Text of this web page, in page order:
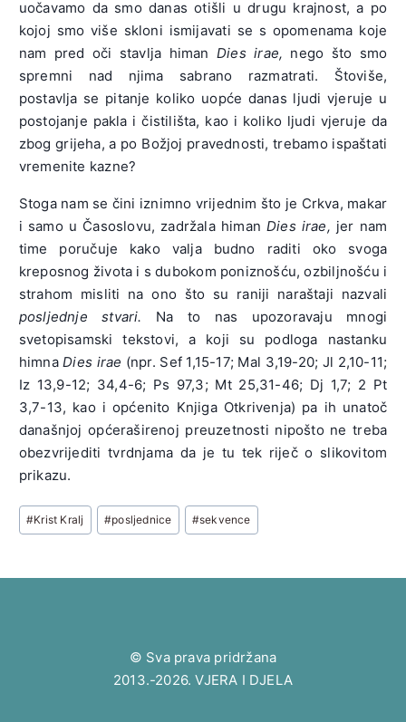
prijestol
mrtve goni.
Smrt i narav
zadivljene
Motre ljude
oživljene
Na sud Božji
sakupljene.
Otvara se
knjiga jada,
Knjiga grešna
ljudskog
rada,
Što će
vagnut biti
sada.
Kada Sudac
sudit stane,
Sve će tajne
biti znane,
pokarane.
Ištući me
trudan hoda,
Spasenje mi
križem poda,
Zar da bude
to bez ploda?
stroga,
Sagrješenja
prosti mnoga
Prije dana
osvetnoga.
Uzdišem ko
krivac hudi,
Grijeh mi
stidom lice
rudi,
Dršćuć
Spase blagi,
blaženika!
Amen.
K ovcama me
svojim kreni,
Među jarad
ne daj meni,
S desne
strane mene
djeni.
sniženosti,
Srca puna
skrušenosti:
Daj mi umrijet
u milosti.
Avaj dana
suza, straha
Kada grešni
stvor iz praha
Pođe k sudu
posljednjemu!
Amen.
uočavamo da smo danas otišli u drugu krajnost, a po
kojoj smo više skloni ismijavati se s opomenama koje
nam pred oči stavlja himan Dies irae, nego što smo
spremni nad njima sabrano razmatrati. Štoviše,
postavlja se pitanje koliko uopće danas ljudi vjeruje u
postojanje pakla i čistilišta, kao i koliko ljudi vjeruje da
zbog grijeha, a po Božjoj pravednosti, trebamo ispaštati
vremenite kazne?
Stoga nam se čini iznimno vrijednim što je Crkva, makar
i samo u Časoslovu, zadržala himan Dies irae, jer nam
time poručuje kako valja budno raditi oko svoga
kreposnog života i s dubokom poniznošću, ozbiljnošću i
strahom misliti na ono što su raniji naraštaji nazvali
posljednje stvari. Na to nas upozoravaju mnogi
svetopisamski tekstovi, a koji su podloga nastanku
himnaDies irae (npr. Sef 1,15-17; Mal 3,19-20; Jl 2,10-11;
Iz 13,9-12; 34,4-6; Ps 97,3; Mt 25,31-46; Dj 1,7; 2 Pt
3,7-13, kao i općenito Knjiga Otkrivenja) pa ih unatoč
današnjoj općeraširenoj preuzetnosti nipošto ne treba
obezvrijediti tvrdnjama da je tu tek riječ o slikovitom
prikazu.
Post
Tags:
#Krist Kralj #posljednice #sekvence
© Sva prava pridržana
2013.-2026. VJERA I DJELA